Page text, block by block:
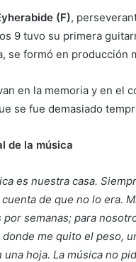
(F),
9 tuvo su primera
se formó en producción
en la memoria y en el
se fue demasiado
de la música
es nuestra casa.
de que no lo era.
por semanas; para
me quito el peso,
una hoja. La música no